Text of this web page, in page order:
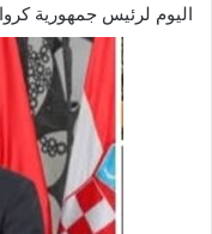
اليوم لرئيس جمهورية